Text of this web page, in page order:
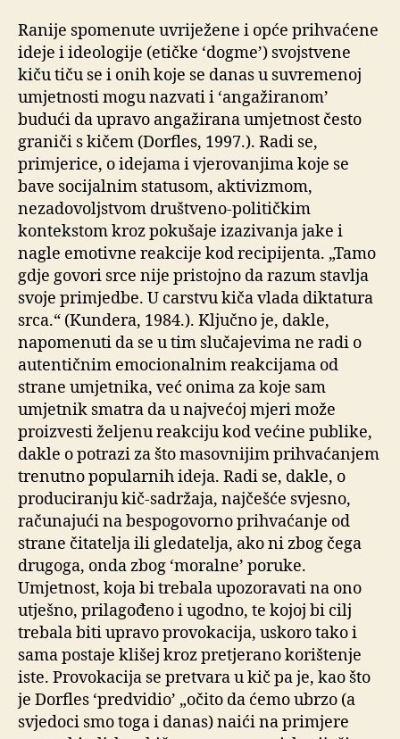
Ranije spomenute uvriježene i opće prihvaćene
ideje i ideologije (etičke ‘dogme’) svojstvene
kiču tiču se i onih koje se danas u suvremenoj
umjetnosti mogu nazvati i ‘angažiranom’
budući da upravo angažirana umjetnost često
graniči s kičem (Dorfles, 1997.). Radi se,
primjerice, o idejama i vjerovanjima koje se
bave socijalnim statusom, aktivizmom,
nezadovoljstvom društveno-političkim
kontekstom kroz pokušaje izazivanja jake i
nagle emotivne reakcije kod recipijenta. „Tamo
gdje govori srce nije pristojno da razum stavlja
svoje primjedbe. U carstvu kiča vlada diktatura
srca.“ (Kundera, 1984.). Ključno je, dakle,
napomenuti da se u tim slučajevima ne radi o
autentičnim emocionalnim reakcijama od
strane umjetnika, već onima za koje sam
umjetnik smatra da u najvećoj mjeri može
proizvesti željenu reakciju kod većine publike,
dakle o potrazi za što masovnijim prihvaćanjem
trenutno popularnih ideja. Radi se, dakle, o
produciranju kič-sadržaja, najčešće svjesno,
računajući na bespogovorno prihvaćanje od
strane čitatelja ili gledatelja, ako ni zbog čega
drugoga, onda zbog ‘moralne’ poruke.
Umjetnost, koja bi trebala upozoravati na ono
utješno, prilagođeno i ugodno, te kojoj bi cilj
trebala biti upravo provokacija, uskoro tako i
sama postaje klišej kroz pretjerano korištenje
iste. Provokacija se pretvara u kič pa je, kao što
je Dorfles ‘predvidio’ „očito da ćemo ubrzo (a
svjedoci smo toga i danas) naići na primjere